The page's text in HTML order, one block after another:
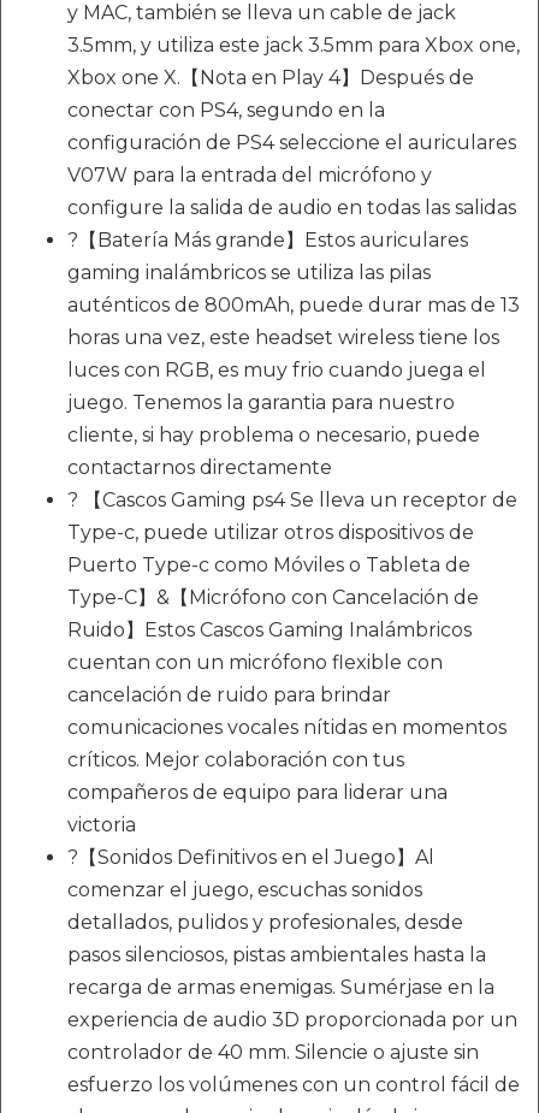
y MAC, también se lleva un cable de jack
3.5mm, y utiliza este jack 3.5mm para Xbox one,
Xbox one X.【Nota en Play 4】Después de
conectar con PS4, segundo en la
configuración de PS4 seleccione el auriculares
V07W para la entrada del micrófono y
configure la salida de audio en todas las salidas
?【Batería Más grande】Estos auriculares
gaming inalámbricos se utiliza las pilas
auténticos de 800mAh, puede durar mas de 13
horas una vez, este headset wireless tiene los
luces con RGB, es muy frio cuando juega el
juego. Tenemos la garantia para nuestro
cliente, si hay problema o necesario, puede
contactarnos directamente
? 【Cascos Gaming ps4 Se lleva un receptor de
Type-c, puede utilizar otros dispositivos de
Puerto Type-c como Móviles o Tableta de
Type-C】&【Micrófono con Cancelación de
Ruido】Estos Cascos Gaming Inalámbricos
cuentan con un micrófono flexible con
cancelación de ruido para brindar
comunicaciones vocales nítidas en momentos
críticos. Mejor colaboración con tus
compañeros de equipo para liderar una
victoria
?【Sonidos Definitivos en el Juego】Al
comenzar el juego, escuchas sonidos
detallados, pulidos y profesionales, desde
pasos silenciosos, pistas ambientales hasta la
recarga de armas enemigas. Sumérjase en la
experiencia de audio 3D proporcionada por un
controlador de 40 mm. Silencie o ajuste sin
esfuerzo los volúmenes con un control fácil de